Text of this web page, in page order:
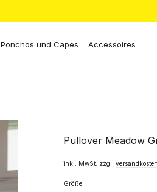
Ponchos und Capes Accessoires
Pullover Meadow
inkl. MwSt. zzgl.
Größe